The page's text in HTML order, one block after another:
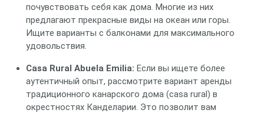
почувствовать себя как дома. Многие из них
предлагают прекрасные виды на океан или горы.
Ищите варианты с балконами для максимального
удовольствия.
Casa Rural Abuela Emilia: Если вы ищете более
аутентичный опыт, рассмотрите вариант аренды
традиционного канарского дома (casa rural) в
окрестностях Канделарии. Это позволит вам